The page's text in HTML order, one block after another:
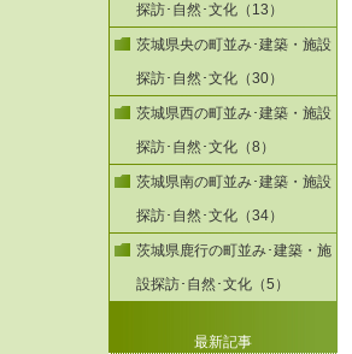
探訪･自然･文化（13）
茨城県央の町並み･建築・施設
探訪･自然･文化（30）
茨城県西の町並み･建築・施設
探訪･自然･文化（8）
茨城県南の町並み･建築・施設
探訪･自然･文化（34）
茨城県鹿行の町並み･建築・施
設探訪･自然･文化（5）
最新記事